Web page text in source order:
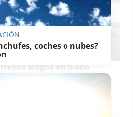
Magos en pleno
Granada que celebra la
coches o nubes?